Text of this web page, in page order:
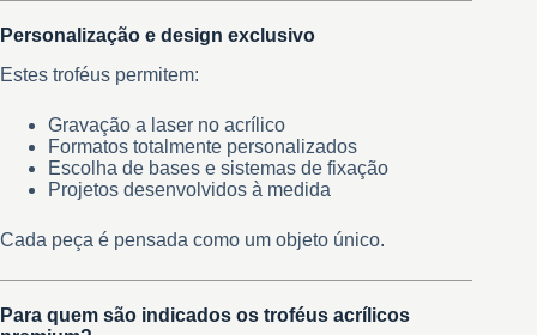
Personalização e design exclusivo
Estes troféus permitem:
Gravação a laser no acrílico
Formatos totalmente personalizados
Escolha de bases e sistemas de fixação
Projetos desenvolvidos à medida
Cada peça é pensada como um objeto único.
Para quem são indicados os troféus acrílicos